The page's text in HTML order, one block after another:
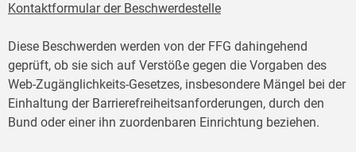
Kontaktformular der Beschwerdestelle
Diese Beschwerden werden von der FFG dahingehend
geprüft, ob sie sich auf Verstöße gegen die Vorgaben des
Web-Zugänglichkeits-Gesetzes, insbesondere Mängel bei der
Einhaltung der Barrierefreiheitsanforderungen, durch den
Bund oder einer ihn zuordenbaren Einrichtung beziehen.